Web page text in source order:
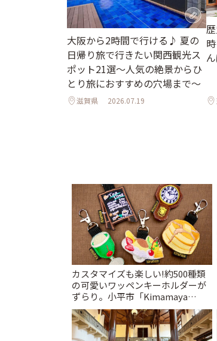
大阪から2時間で行ける♪ 夏の
日帰り旅で行きたい関西観光ス
ポット21選～人気の絶景からひ
とり旅におすすめの穴場まで～
滋賀県 2026.07.19
カスタマイズも楽しい!約500種類
の可愛いワッペンキーホルダーが
ずらり。小平市「Kimamaya
T&K」 | ことりっぷ